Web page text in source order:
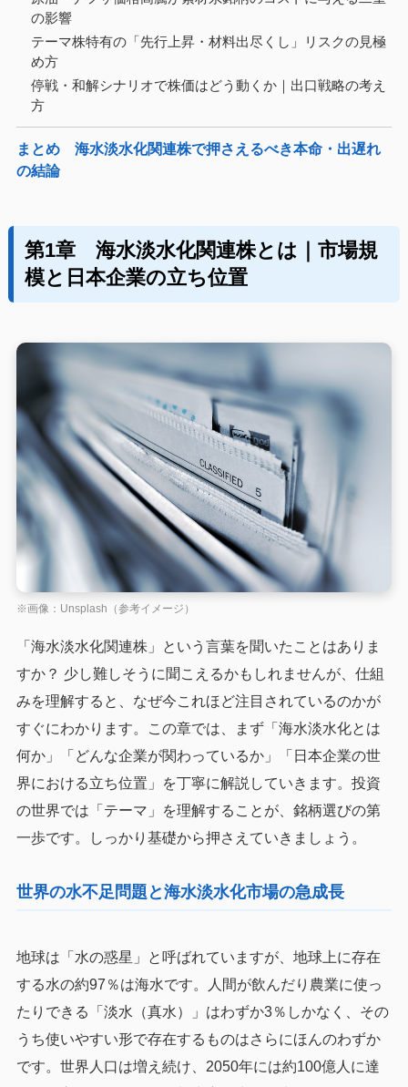
の影響
テーマ株特有の「先行上昇・材料出尽くし」リスクの見極
め方
停戦・和解シナリオで株価はどう動くか｜出口戦略の考え
方
まとめ 海水淡水化関連株で押さえるべき本命・出遅れ
の結論
第1章 海水淡水化関連株とは｜市場規
模と日本企業の立ち位置
※画像：Unsplash（参考イメージ）
「海水淡水化関連株」という言葉を聞いたことはありま
すか？ 少し難しそうに聞こえるかもしれませんが、仕組
みを理解すると、なぜ今これほど注目されているのかが
すぐにわかります。この章では、まず「海水淡水化とは
何か」「どんな企業が関わっているか」「日本企業の世
界における立ち位置」を丁寧に解説していきます。投資
の世界では「テーマ」を理解することが、銘柄選びの第
一歩です。しっかり基礎から押さえていきましょう。
世界の水不足問題と海水淡水化市場の急成長
地球は「水の惑星」と呼ばれていますが、地球上に存在
する水の約97％は海水です。人間が飲んだり農業に使っ
たりできる「淡水（真水）」はわずか3％しかなく、その
うち使いやすい形で存在するものはさらにほんのわずか
です。世界人口は増え続け、2050年には約100億人に達